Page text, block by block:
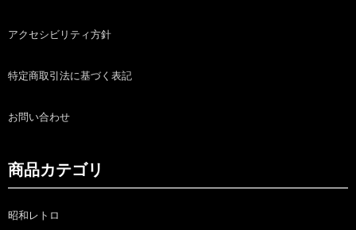
アクセシビリティ方針
特定商取引法に基づく表記
お問い合わせ
商品カテゴリ
昭和レトロ